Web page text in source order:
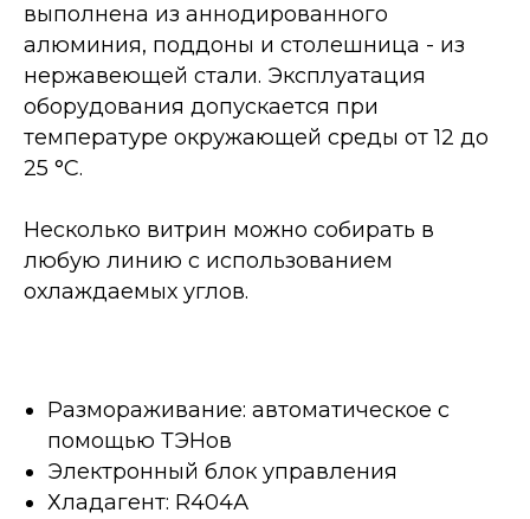
выполнена из аннодированного
алюминия, поддоны и столешница - из
нержавеющей стали. Эксплуатация
оборудования допускается при
температуре окружающей среды от 12 до
25 °C.
Несколько витрин можно собирать в
любую линию с использованием
охлаждаемых углов.
Размораживание: автоматическое с
помощью ТЭНов
Электронный блок управления
Хладагент: R404А